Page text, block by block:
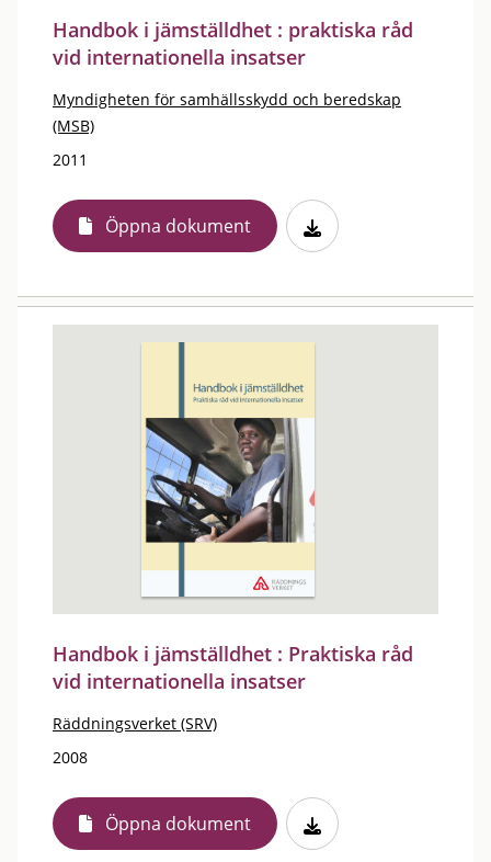
Handbok i jämställdhet : praktiska råd
vid internationella insatser
Myndigheten för samhällsskydd och beredskap
(MSB)
2011
Öppna dokument
Handbok i jämställdhet : Praktiska råd
vid internationella insatser
Räddningsverket (SRV)
2008
Öppna dokument